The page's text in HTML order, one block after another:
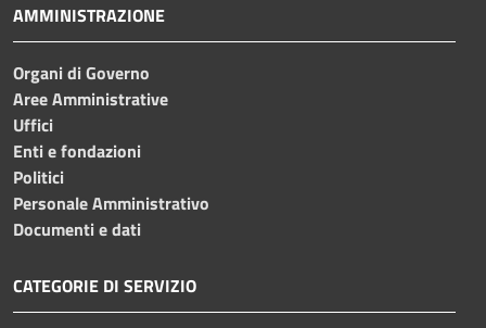
AMMINISTRAZIONE
Organi di Governo
Aree Amministrative
Uffici
Enti e fondazioni
Politici
Personale Amministrativo
Documenti e dati
CATEGORIE DI SERVIZIO